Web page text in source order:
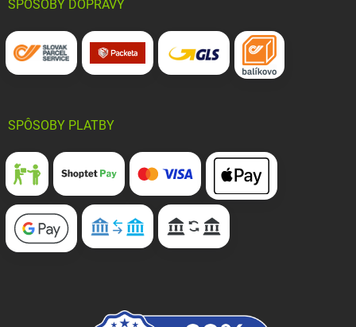
SPÔSOBY DOPRAVY
SPÔSOBY PLATBY